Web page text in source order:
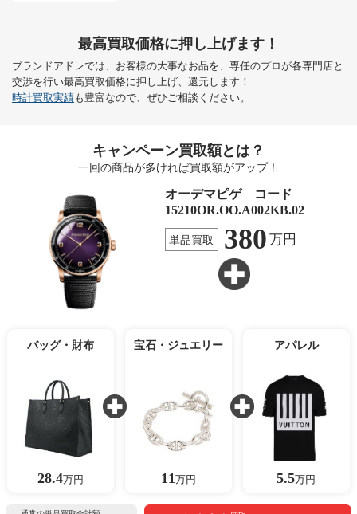
最高買取価格に押し上げます！
ブランドアドレでは、お客様の大事なお品を、専任のプロが各専門店と
交渉を行い最高買取価格に押し上げ、還元します！
時計買取実績も豊富なので、ぜひご相談ください。
キャンペーン買取額とは？
一回の商品が多ければ買取額がアップ！
オーデマピゲ コード
15210OR.OO.A002KB.02
単品買取 380 万円
バッグ・財布
28.4万円
宝石・ジュエリー
11万円
アパレル
5.5万円